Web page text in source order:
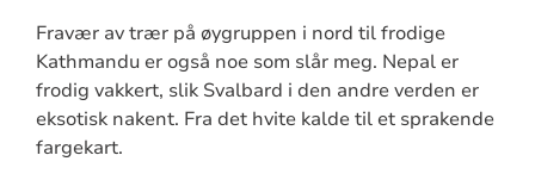
Fravær av trær på øygruppen i nord til frodige
Kathmandu er også noe som slår meg. Nepal er
frodig vakkert, slik Svalbard i den andre verden er
eksotisk nakent. Fra det hvite kalde til et sprakende
fargekart.